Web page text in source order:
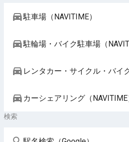
駐車場（NAVITIME）
駐輪場・バイク駐車場（
レンタカー・サイクル・バイ
カーシェアリング（NAVITIME
検索